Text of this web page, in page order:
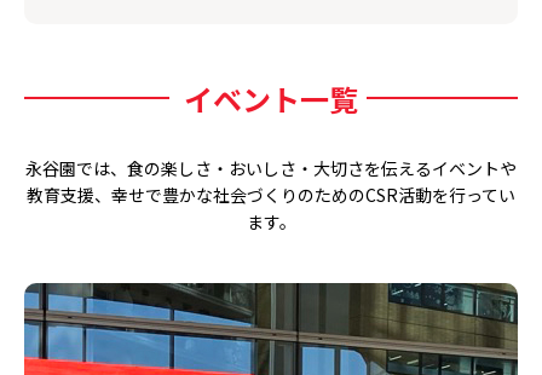
イベント一覧
永谷園では、食の楽しさ・おいしさ・大切さを伝えるイベントや
教育支援、幸せで豊かな社会づくりのためのCSR活動を行ってい
ます。